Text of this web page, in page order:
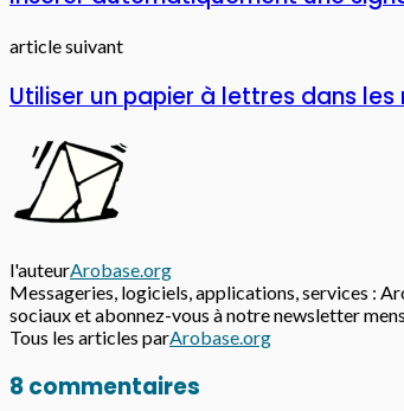
article suivant
Utiliser un papier à lettres dans les
l'auteurArobase.org
Messageries, logiciels, applications, services :
sociaux et abonnez-vous à notre newsletter
Tous les articles parArobase.org
8 commentaires